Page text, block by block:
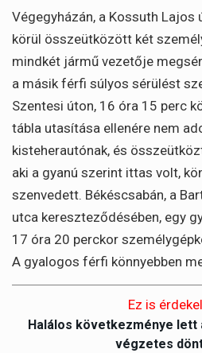
Végegyházán, a Kossuth Lajos
körül összeütközött két
mindkét jármű vezetője
a másik férfi súlyos sérülést
Szentesi úton, 16 óra 15 perc
tábla utasítása ellenére nem
kisteherautónak, és
aki a gyanú szerint ittas volt,
szenvedett. Békéscsabán, a
utca kereszteződésében, egy
17 óra 20 perckor
A gyalogos férfi könnyebben
Ez is
Halálos következménye
végzetes